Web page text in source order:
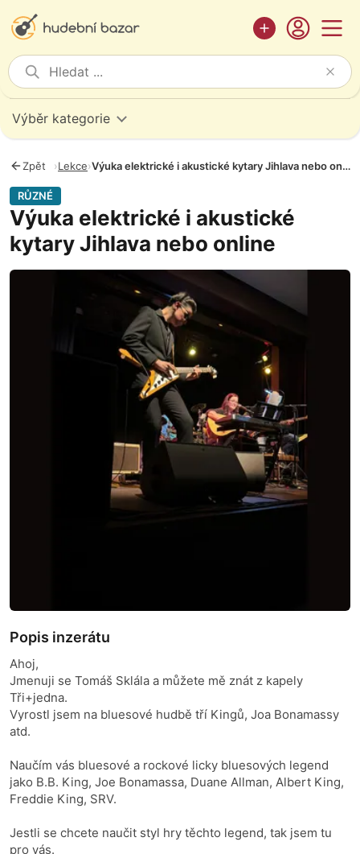
Výběr kategorie
Zpět ›Lekce› Výuka elektrické i akustické kytary Jihlava nebo online
RŮZNÉ
Výuka elektrické i akustické
kytary Jihlava nebo online
Fotografie
Popis inzerátu
Ahoj,
Jmenuji se Tomáš Sklála a můžete mě znát z kapely
Tři+jedna.
Vyrostl jsem na bluesové hudbě tří Kingů, Joa Bonamassy
atd.
Naučím vás bluesové a rockové licky bluesových legend
jako B.B. King, Joe Bonamassa, Duane Allman, Albert King,
Freddie King, SRV.
Jestli se chcete naučit styl hry těchto legend, tak jsem tu
pro vás.